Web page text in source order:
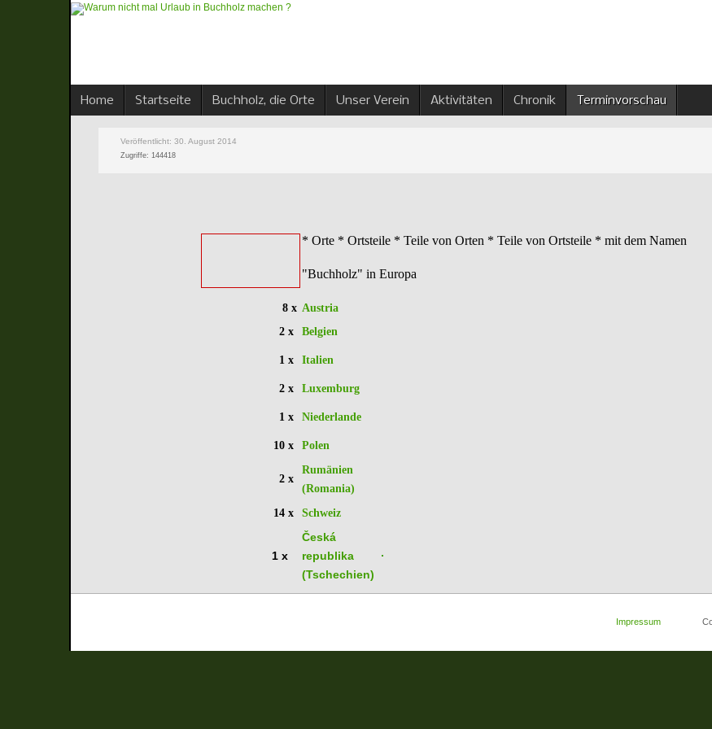
Home Startseite Buchholz, die Orte Unser Verein Aktivitäten Chronik Terminvorschau
Veröffentlicht: 30. August 2014
Zugriffe: 144418
* Orte * Ortsteile * Teile von Orten * Teile von Ortsteile * mit dem Namen
"Buchholz" in Europa
8 x Austria
2 x
Belgien
1 x Italien
2 x Luxemburg
1 x Niederlande
10 x Polen
2 x
Rumänien
(Romania)
14 x
Schweiz
1 x
Česká
republika
(Tschechien)
Impressum